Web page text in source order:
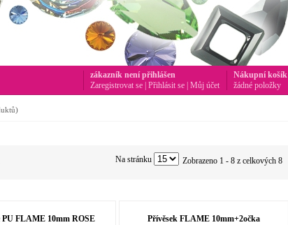
Zobrazeno 1 - 8 z celkových 8
Na stránku
PU FLAME 10mm ROSE
Přívěsek FLAME 10mm+2očka
Nákupní košík
žádné položky
zákazník není přihlášen
Zaregistrovat se Přihlásit se Můj účet